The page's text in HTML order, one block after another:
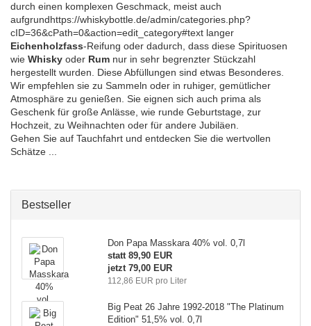
durch einen komplexen Geschmack, meist auch
aufgrundhttps://whiskybottle.de/admin/categories.php?
cID=36&cPath=0&action=edit_category#text langer
Eichenholzfass-Reifung oder dadurch, dass diese Spirituosen
wie Whisky oder Rum nur in sehr begrenzter Stückzahl
hergestellt wurden. Diese Abfüllungen sind etwas Besonderes.
Wir empfehlen sie zu Sammeln oder in ruhiger, gemütlicher
Atmosphäre zu genießen. Sie eignen sich auch prima als
Geschenk für große Anlässe, wie runde Geburtstage, zur
Hochzeit, zu Weihnachten oder für andere Jubiläen.
Gehen Sie auf Tauchfahrt und entdecken Sie die wertvollen
Schätze ...
Bestseller
Don Papa Masskara 40% vol. 0,7l
statt 89,90 EUR
jetzt 79,00 EUR
112,86 EUR pro Liter
Big Peat 26 Jahre 1992-2018 "The Platinum
Edition" 51,5% vol. 0,7l